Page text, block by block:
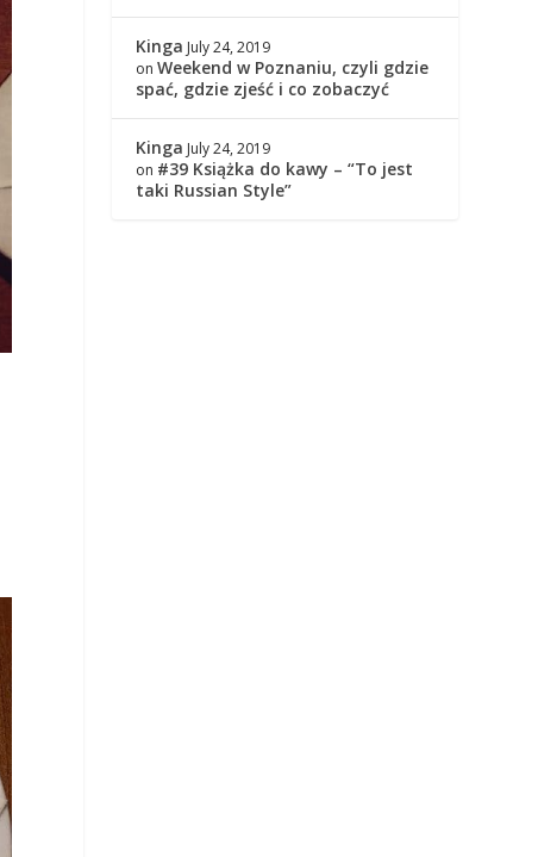
Kinga July 24, 2019
onWeekend w Poznaniu, czyli gdzie
spać, gdzie zjeść i co zobaczyć
Kinga July 24, 2019
on #39 Książka do kawy – “To jest
taki Russian Style”